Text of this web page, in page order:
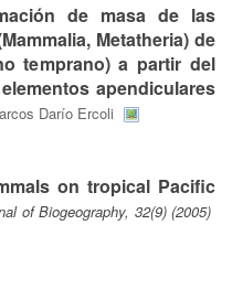
de masa de las
Metatheria) de
temprano) a partir del
apendiculares
Darío Ercoli
on tropical Pacific
of Biogeography, 32(9) (2005)